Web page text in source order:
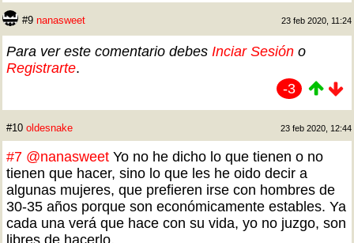
#9 nanasweet 23 feb 2020, 11:24
Para ver este comentario debes Inciar Sesión o
Registrarte.
-3
#10 oldesnake 23 feb 2020, 12:44
#7 @nanasweet Yo no he dicho lo que tienen o no
tienen que hacer, sino lo que les he oido decir a
algunas mujeres, que prefieren irse con hombres de
30-35 años porque son económicamente estables. Ya
cada una verá que hace con su vida, yo no juzgo, son
libres de hacerlo.